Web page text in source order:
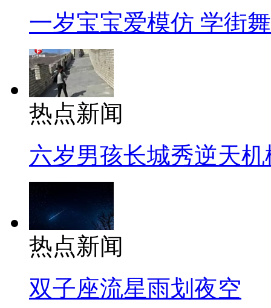
一岁宝宝爱模仿 学街
热点新闻
六岁男孩长城秀逆天机
热点新闻
双子座流星雨划夜空